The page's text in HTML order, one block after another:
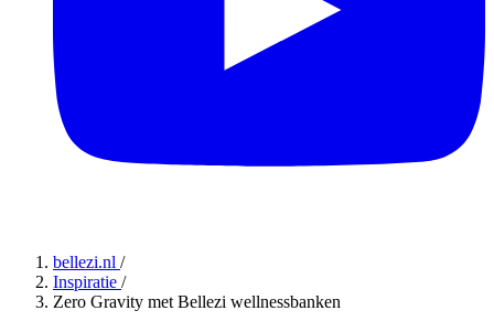
bellezi.nl /
Inspiratie /
Zero Gravity met Bellezi wellnessbanken